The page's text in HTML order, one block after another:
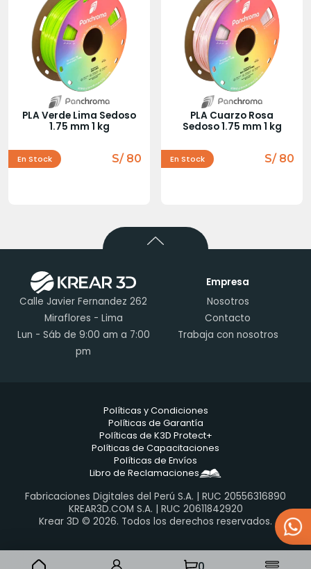
PLA Verde Lima Sedoso
1.75 mm 1 kg
En Stock S/ 80
PLA Cuarzo Rosa
Sedoso 1.75 mm 1 kg
En Stock S/ 80
Calle Javier Fernandez 262
Miraflores - Lima
Lun - Sáb de 9:00 am a 7:00
pm
Empresa
Nosotros
Contacto
Trabaja con nosotros
Políticas y Condiciones
Políticas de Garantía
Políticas de K3D Protect+
Políticas de Capacitaciones
Políticas de Envíos
Libro de Reclamaciones
Fabricaciones Digitales del Perú S.A. | RUC 20556316890
KREAR3D.COM S.A. | RUC 20611842920
Krear 3D © 2026. Todos los derechos reservados.